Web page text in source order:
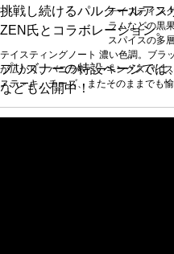
挑戦し続けるパルクールアス
ZEN氏とコラボレーション。
プリズナーの特設ページでは
なども公開中！
テイスティン
ラムなどの黒
スパイスの多
キ、チーズ、
ネ・ソーヴィ
3%、マルベ
テイスティングノート 濃い色調。ブラ
が広がり、バニラやベーキングスパイ
ステーキ、チーズ、またそのままでも
ン 90%、プティ・シラー 6%、シラー